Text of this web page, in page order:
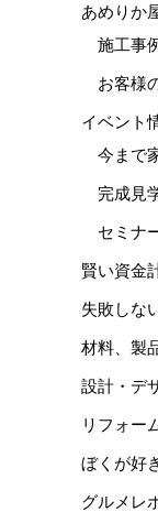
あめりか
施工事
お客様
イベント
今まで
完成見
セミナ
賢い資金
失敗しな
材料、製
設計・デ
リフォー
ぼくが好
グルメレ